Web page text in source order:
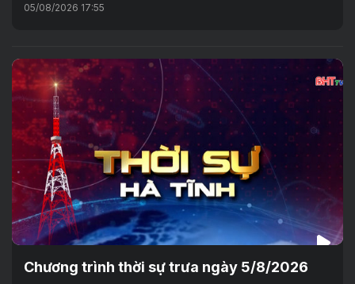
05/08/2026 17:55
Chương trình thời sự trưa ngày 5/8/2026